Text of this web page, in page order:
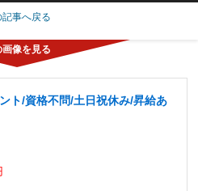
記事へ戻る
ト/資格不問/土日祝休み/昇給あ